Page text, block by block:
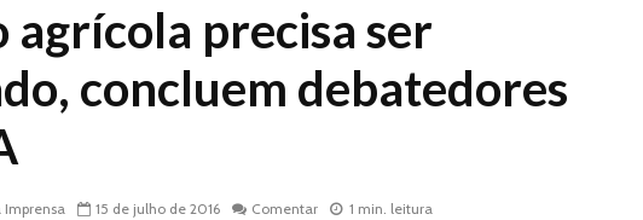
agrícola precisa ser
concluem debatedores
Imprensa 15 de julho de 2016 Comentar 1 min. leitura